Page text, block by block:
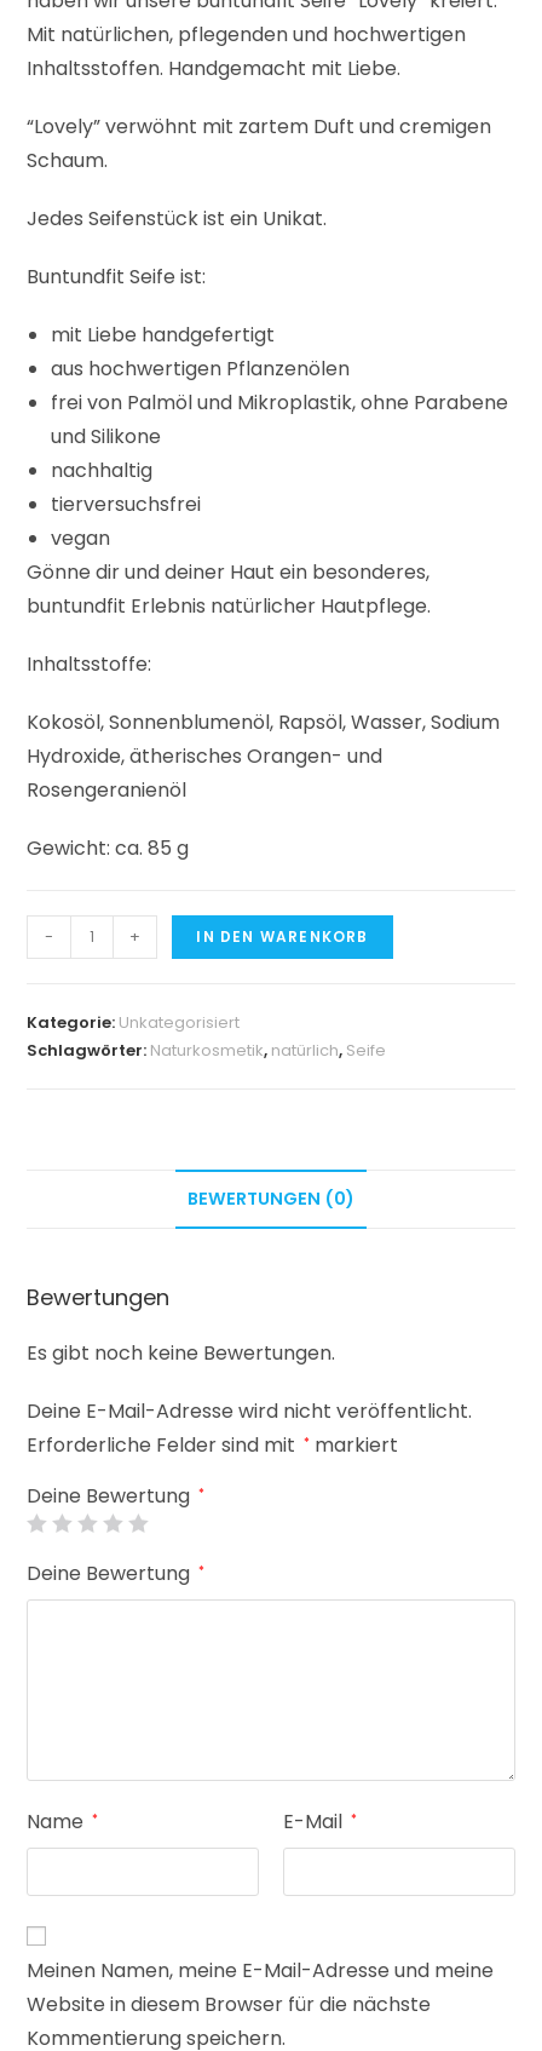
Mit natürlichen, pflegenden und hochwertigen
Inhaltsstoffen. Handgemacht mit Liebe.
“Lovely” verwöhnt mit zartem Duft und cremigen
Schaum.
Jedes Seifenstück ist ein Unikat.
Buntundfit Seife ist:
mit Liebe handgefertigt
aus hochwertigen Pflanzenölen
frei von Palmöl und Mikroplastik, ohne Parabene
und Silikone
nachhaltig
tierversuchsfrei
vegan
Gönne dir und deiner Haut ein besonderes,
buntundfit Erlebnis natürlicher Hautpflege.
Inhaltsstoffe:
Kokosöl, Sonnenblumenöl, Rapsöl, Wasser, Sodium
Hydroxide, ätherisches Orangen- und
Rosengeranienöl
Gewicht: ca. 85 g
- + IN DEN WARENKORB
Kategorie: Unkategorisiert
Schlagwörter: Naturkosmetik, natürlich, Seife
BEWERTUNGEN (0)
Bewertungen
Es gibt noch keine Bewertungen.
Deine E-Mail-Adresse wird nicht veröffentlicht.
Erforderliche Felder sind mit * markiert
Deine Bewertung *
Deine Bewertung *
Name * E-Mail *
Meinen Namen, meine E-Mail-Adresse und meine
Website in diesem Browser für die nächste
Kommentierung speichern.